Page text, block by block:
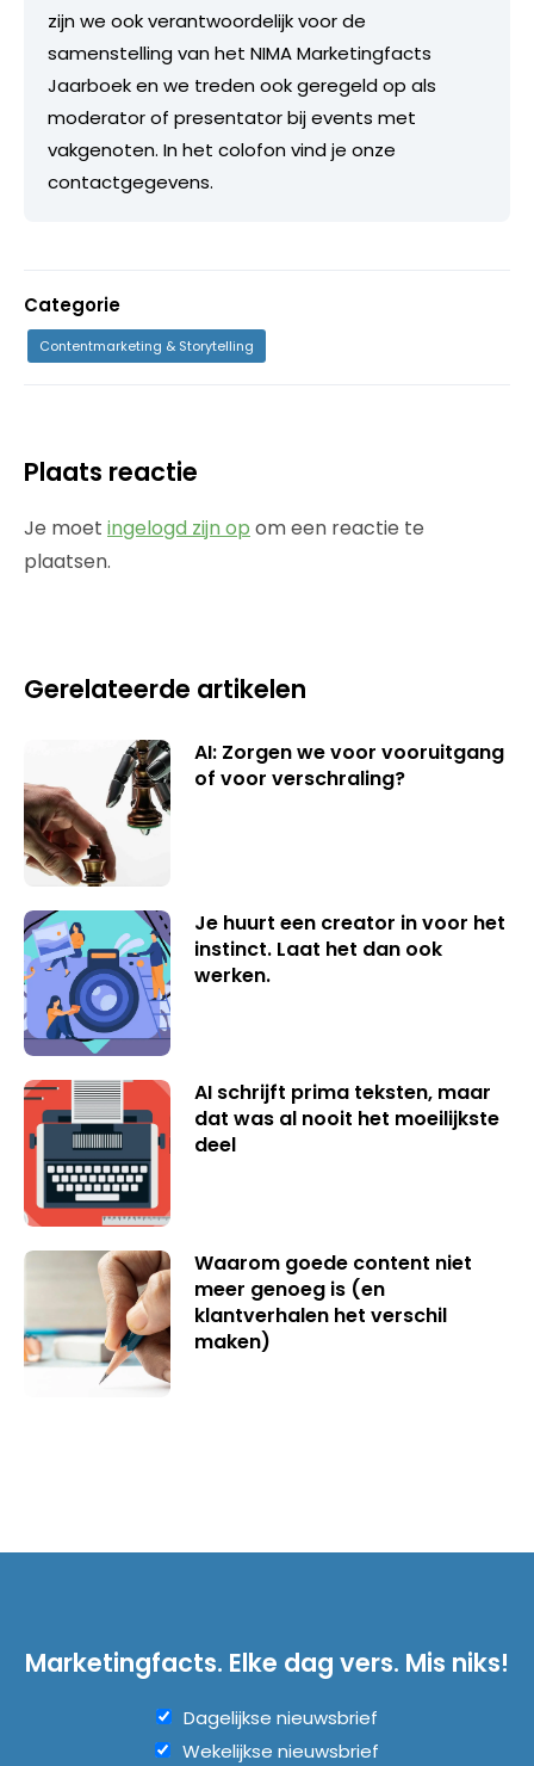
zijn we ook verantwoordelijk voor de
samenstelling van het NIMA Marketingfacts
Jaarboek en we treden ook geregeld op als
moderator of presentator bij events met
vakgenoten. In het colofon vind je onze
contactgegevens.
Categorie
Contentmarketing & Storytelling
Plaats reactie
Je moet ingelogd zijn op om een reactie te
plaatsen.
Gerelateerde artikelen
AI: Zorgen we voor vooruitgang
of voor verschraling?
Je huurt een creator in voor het
instinct. Laat het dan ook
werken.
AI schrijft prima teksten, maar
dat was al nooit het moeilijkste
deel
Waarom goede content niet
meer genoeg is (en
klantverhalen het verschil
maken)
Marketingfacts. Elke dag vers. Mis niks!
Dagelijkse nieuwsbrief
Wekelijkse nieuwsbrief